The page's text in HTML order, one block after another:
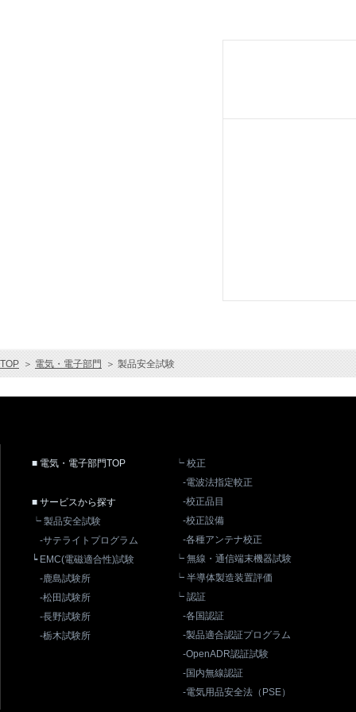
TOP ＞ 電気・電子部門 ＞ 製品安全試験
■ 電気・電子部門TOP
■ サービスから探す
┕ 製品安全試験
-サテライトプログラム
┕ EMC(電磁適合性)試験
-鹿島試験所
-松田試験所
-長野試験所
-栃木試験所
┕ 校正
-電波法指定較正
-校正品目
-校正設備
-各種アンテナ校正
┕ 無線・通信端末機器試験
┕ 半導体製造装置評価
┕ 認証
-各国認証
-製品適合認証プログラム
-OpenADR認証試験
-国内無線認証
-電気用品安全法（PSE）